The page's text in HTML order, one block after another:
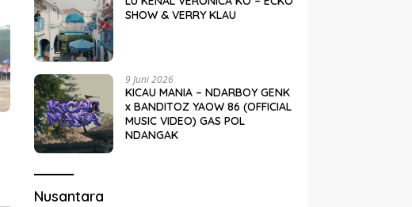
SHOW & VERRY KLAU
9 Juni 2026
KICAU MANIA – NDARBOY GENK
x BANDITOZ YAOW 86 (OFFICIAL
MUSIC VIDEO) GAS POL
NDANGAK
Nusantara